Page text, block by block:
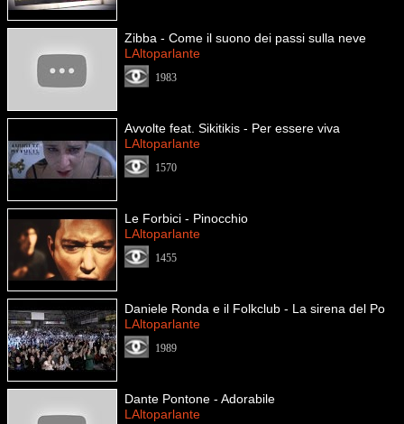
Zibba - Come il suono dei passi sulla neve
LAltoparlante
1983
Avvolte feat. Sikitikis - Per essere viva
LAltoparlante
1570
Le Forbici - Pinocchio
LAltoparlante
1455
Daniele Ronda e il Folkclub - La sirena del Po
LAltoparlante
1989
Dante Pontone - Adorabile
LAltoparlante